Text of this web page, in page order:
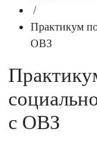
/
Практикум
ОВЗ
с ОВЗ